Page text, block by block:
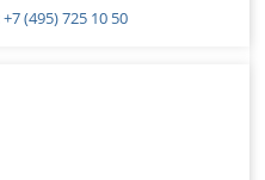
(495) 725 10 50